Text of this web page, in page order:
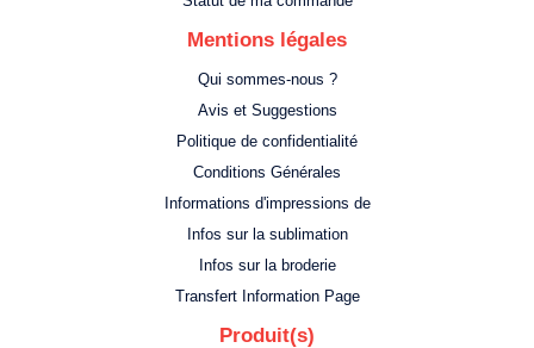
Mentions légales
Qui sommes-nous ?
Avis et Suggestions
Politique de confidentialité
Conditions Générales
Informations d'impressions de
Infos sur la sublimation
Infos sur la broderie
Transfert Information Page
Produit(s)